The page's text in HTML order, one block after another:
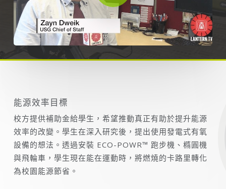
能源效率目標
校方提供補助金給學生，希望推動真正有助於提升能源
效率的改變。學生在深入研究後，提出使用發電式有氧
設備的想法。透過安裝 ECO-POWR™ 跑步機、橢圓機
與飛輪車，學生現在能在運動時，將燃燒的卡路里轉化
為校園能源節省。